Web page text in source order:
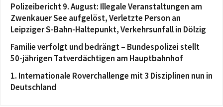
Polizeibericht 9. August: Illegale Veranstaltungen am
Zwenkauer See aufgelöst, Verletzte Person an
Leipziger S-Bahn-Haltepunkt, Verkehrsunfall in Dölzig
Familie verfolgt und bedrängt – Bundespolizei stellt
50-jährigen Tatverdächtigen am Hauptbahnhof
1. Internationale Roverchallenge mit 3 Disziplinen nun in
Deutschland